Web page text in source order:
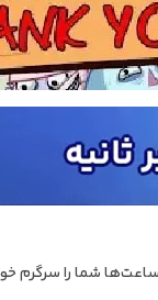
شما را سرگرم